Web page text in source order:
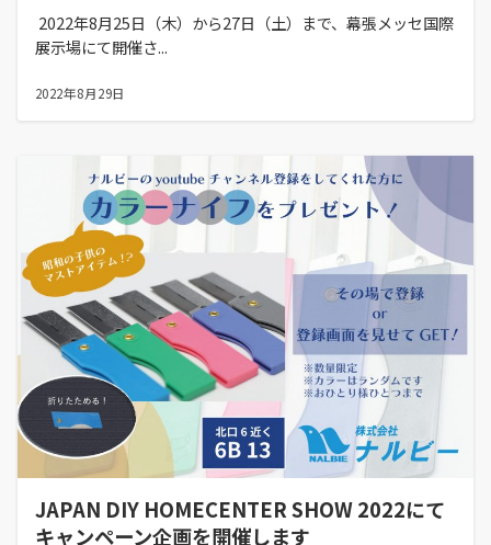
2022年8月25日（木）から27日（土）まで、幕張メッセ国際
展示場にて開催さ...
2022年8月29日
JAPAN DIY HOMECENTER SHOW 2022にて
キャンペーン企画を開催します